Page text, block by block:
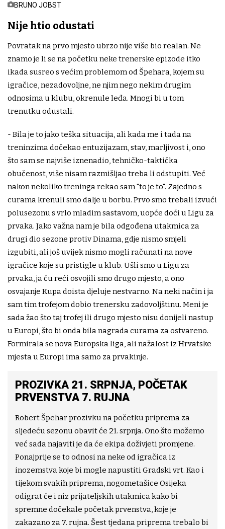
BRUNO JOBST
Nije htio odustati
Povratak na prvo mjesto ubrzo nije više bio realan. Ne
znamo je li se na početku neke trenerske epizode itko
ikada susreo s većim problemom od Špehara, kojem su
igračice, nezadovoljne, ne njim nego nekim drugim
odnosima u klubu, okrenule leđa. Mnogi bi u tom
trenutku odustali.
- Bila je to jako teška situacija, ali kada me i tada na
treninzima dočekao entuzijazam, stav, marljivost i, ono
što sam se najviše iznenadio, tehničko-taktička
obučenost, više nisam razmišljao treba li odstupiti. Već
nakon nekoliko treninga rekao sam "to je to". Zajedno s
curama krenuli smo dalje u borbu. Prvo smo trebali izvući
polusezonu s vrlo mladim sastavom, uopće doći u Ligu za
prvaka. Jako važna nam je bila odgođena utakmica za
drugi dio sezone protiv Dinama, gdje nismo smjeli
izgubiti, ali još uvijek nismo mogli računati na nove
igračice koje su pristigle u klub. Ušli smo u Ligu za
prvaka, ja ću reći osvojili smo drugo mjesto, a ono
osvajanje Kupa doista djeluje nestvarno. Na neki način i ja
sam tim trofejom dobio trenersku zadovoljštinu. Meni je
sada žao što taj trofej ili drugo mjesto nisu donijeli nastup
u Europi, što bi onda bila nagrada curama za ostvareno.
Formirala se nova Europska liga, ali nažalost iz Hrvatske
mjesta u Europi ima samo za prvakinje.
PROZIVKA 21. SRPNJA, POČETAK
PRVENSTVA 7. RUJNA
Robert Špehar prozivku na početku priprema za
sljedeću sezonu obavit će 21. srpnja. Ono što možemo
već sada najaviti je da će ekipa doživjeti promjene.
Ponajprije se to odnosi na neke od igračica iz
inozemstva koje bi mogle napustiti Gradski vrt. Kao i
tijekom svakih priprema, nogometašice Osijeka
odigrat će i niz prijateljskih utakmica kako bi
spremne dočekale početak prvenstva, koje je
zakazano za 7. rujna. Šest tjedana priprema trebalo bi